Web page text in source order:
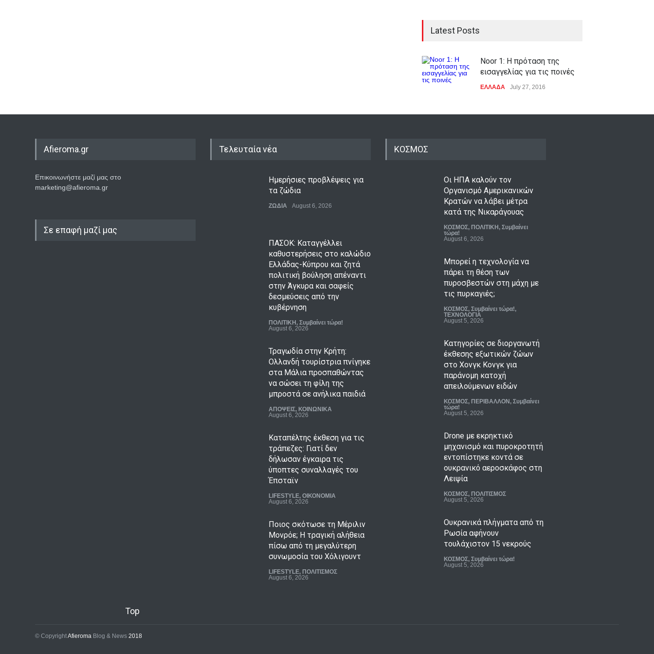
Latest Posts
Noor 1: Η πρόταση της
εισαγγελίας για τις ποινές
ΕΛΛΑΔΑ July 27, 2016
Afieroma.gr
Επικοινωνήστε μαζί μας στο
marketing@afieroma.gr
Σε επαφή μαζί μας
Τελευταία νέα
Ημερήσιες προβλέψεις για
τα ζώδια
ΖΩΔΙΑ August 6, 2026
ΠΑΣΟΚ: Καταγγέλλει
καθυστερήσεις στο καλώδιο
Ελλάδας-Κύπρου και ζητά
πολιτική βούληση απέναντι
στην Άγκυρα και σαφείς
δεσμεύσεις από την
κυβέρνηση
ΠΟΛΙΤΙΚΗ , Συμβαίνει τώρα!
August 6, 2026
Τραγωδία στην Κρήτη:
Ολλανδή τουρίστρια πνίγηκε
στα Μάλια προσπαθώντας
να σώσει τη φίλη της
μπροστά σε ανήλικα παιδιά
ΑΠΟΨΕΙΣ, ΚΟΙΝΩΝΙΚΑ
August 6, 2026
Καταπέλτης έκθεση για τις
τράπεζες: Γιατί δεν
δήλωσαν έγκαιρα τις
ύποπτες συναλλαγές του
Έπσταϊν
LIFESTYLE, ΟΙΚΟΝΟΜΙΑ
August 6, 2026
Ποιος σκότωσε τη Μέριλιν
Μονρόε; Η τραγική αλήθεια
πίσω από τη μεγαλύτερη
συνωμοσία του Χόλιγουντ
LIFESTYLE, ΠΟΛΙΤΙΣΜΟΣ
August 6, 2026
ΚΟΣΜΟΣ
Οι ΗΠΑ καλούν τον
Οργανισμό Αμερικανικών
Κρατών να λάβει μέτρα
κατά της Νικαράγουας
ΚΟΣΜΟΣ, ΠΟΛΙΤΙΚΗ , Συμβαίνει
τώρα!
August 6, 2026
Μπορεί η τεχνολογία να
πάρει τη θέση των
πυροσβεστών στη μάχη με
τις πυρκαγιές;
ΚΟΣΜΟΣ, Συμβαίνει τώρα!,
ΤΕΧΝΟΛΟΓΙΑ
August 5, 2026
Κατηγορίες σε διοργανωτή
έκθεσης εξωτικών ζώων
στο Χονγκ Κονγκ για
παράνομη κατοχή
απειλούμενων ειδών
ΚΟΣΜΟΣ, ΠΕΡΙΒΑΛΛΟΝ , Συμβαίνει
τώρα!
August 5, 2026
Drone με εκρηκτικό
μηχανισμό και πυροκροτητή
εντοπίστηκε κοντά σε
ουκρανικό αεροσκάφος στη
Λειψία
ΚΟΣΜΟΣ, ΠΟΛΙΤΙΣΜΟΣ
August 5, 2026
Ουκρανικά πλήγματα από τη
Ρωσία αφήνουν
τουλάχιστον 15 νεκρούς
ΚΟΣΜΟΣ, Συμβαίνει τώρα!
August 5, 2026
Top
© CopyrightAfieroma Blog & News 2018